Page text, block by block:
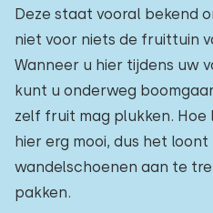
Deze staat vooral bekend
niet voor niets de fruittuin
Wanneer u hier tijdens uw
kunt u onderweg
zelf fruit mag plukken. Hoe
hier erg mooi, dus het
wandelschoenen aan te
pakken.